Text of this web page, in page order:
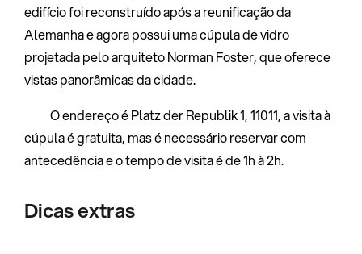
edifício foi reconstruído após a reunificação da
Alemanha e agora possui uma cúpula de vidro
projetada pelo arquiteto Norman Foster, que oferece
vistas panorâmicas da cidade.
O endereço é Platz der Republik 1, 11011, a visita à
cúpula é gratuita, mas é necessário reservar com
antecedência e o tempo de visita é de 1h à 2h.
Dicas extras